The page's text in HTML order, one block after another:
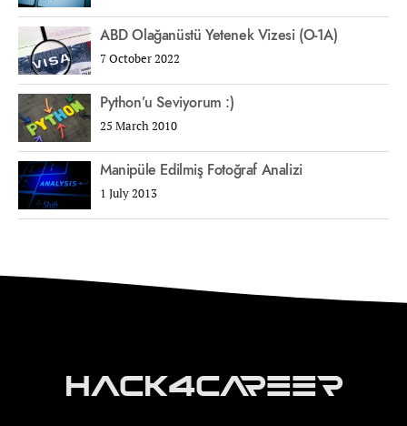
ABD Olağanüstü Yetenek Vizesi (O-1A)
7 October 2022
Python’u Seviyorum :)
25 March 2010
Manipüle Edilmiş Fotoğraf Analizi
1 July 2013
Hack4Career